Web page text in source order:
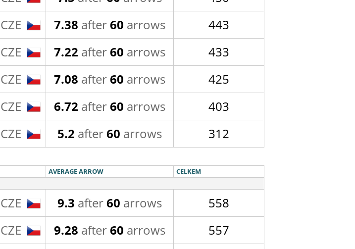
CZE 7.38after60arrows
443
CZE 7.22after60arrows
433
CZE 7.08after60arrows
425
CZE 6.72after60arrows
403
CZE 5.2after60arrows 312
CZE 9.3after60arrows
558
CZE 9.28after60arrows
557